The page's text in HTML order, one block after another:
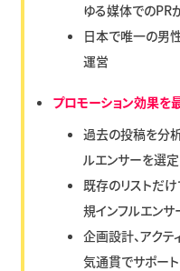
ゆる媒体でのPR
日本で唯一の男
運営
プロモーション効果を
過去の投稿を分
ルエンサーを選
既存のリストだ
規インフルエンサ
企画設計、アクテ
気通貫でサポート